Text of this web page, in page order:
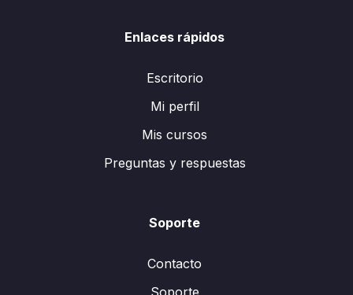
Enlaces rápidos
Escritorio
Mi perfil
Mis cursos
Preguntas y respuestas
Soporte
Contacto